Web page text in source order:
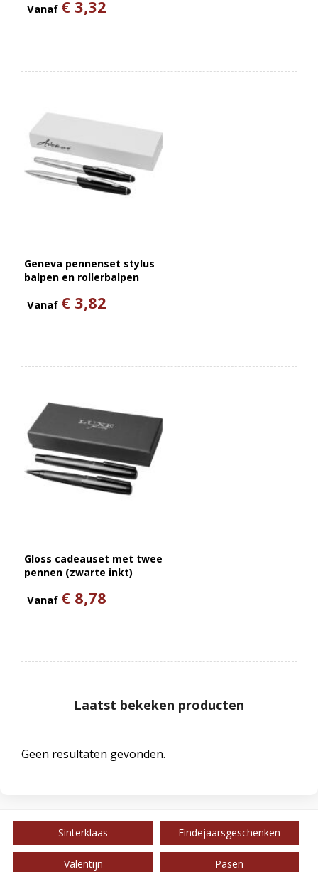
Vanaf € 3,32
Geneva pennenset stylus
balpen en rollerbalpen
Vanaf € 3,82
Gloss cadeauset met twee
pennen (zwarte inkt)
Vanaf € 8,78
Laatst bekeken producten
Geen resultaten gevonden.
Sinterklaas Eindejaarsgeschenken
Valentijn Pasen